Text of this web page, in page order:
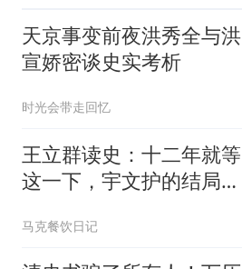
天京事变前夜洪秀全与洪
宣娇密谈史实考析
时光会带走回忆
王立群读史：十二年就等
这一下，宇文护的结局你
马克餐饮日记